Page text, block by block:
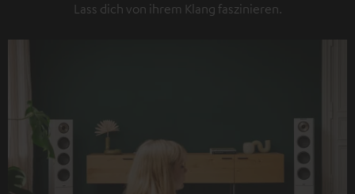
Lass dich von ihrem Klang faszinieren.